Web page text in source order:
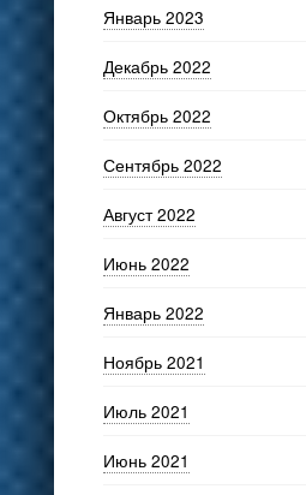
Январь 2023
Декабрь 2022
Октябрь 2022
Сентябрь 2022
Август 2022
Июнь 2022
Январь 2022
Ноябрь 2021
Июль 2021
Июнь 2021